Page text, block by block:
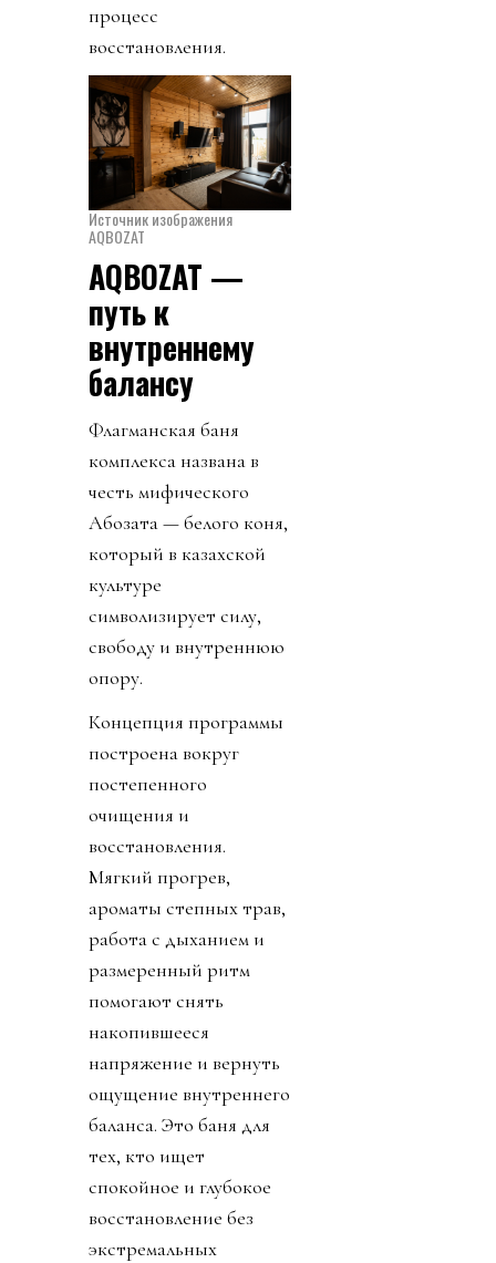
процесс
восстановления.
Источник изображения
AQBOZAT
AQBOZAT —
путь к
внутреннему
балансу
Флагманская баня
комплекса названа в
честь мифического
Ақбозата — белого коня,
который в казахской
культуре
символизирует силу,
свободу и внутреннюю
опору.
Концепция программы
построена вокруг
постепенного
очищения и
восстановления.
Мягкий прогрев,
ароматы степных трав,
работа с дыханием и
размеренный ритм
помогают снять
накопившееся
напряжение и вернуть
ощущение внутреннего
баланса. Это баня для
тех, кто ищет
спокойное и глубокое
восстановление без
экстремальных